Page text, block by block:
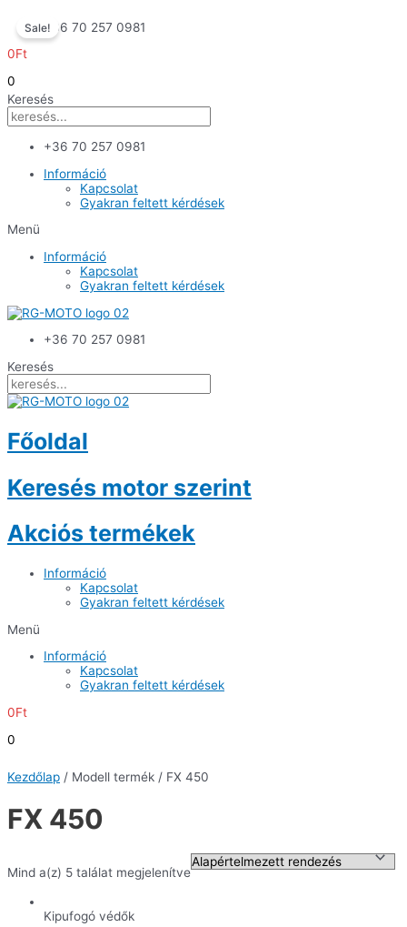
content
+36 70 257 0981
0Ft
0
Keresés
+36 70 257 0981
Információ
Kapcsolat
Gyakran feltett kérdések
Menü
Információ
Kapcsolat
Gyakran feltett kérdések
+36 70 257 0981
Keresés
Főoldal
Keresés motor szerint
Akciós termékek
Információ
Kapcsolat
Gyakran feltett kérdések
Menü
Információ
Kapcsolat
Gyakran feltett kérdések
0Ft
0
Kezdőlap / Modell termék / FX 450
FX 450
Mind a(z) 5 találat megjelenítve
Kipufogó védők
Sale!